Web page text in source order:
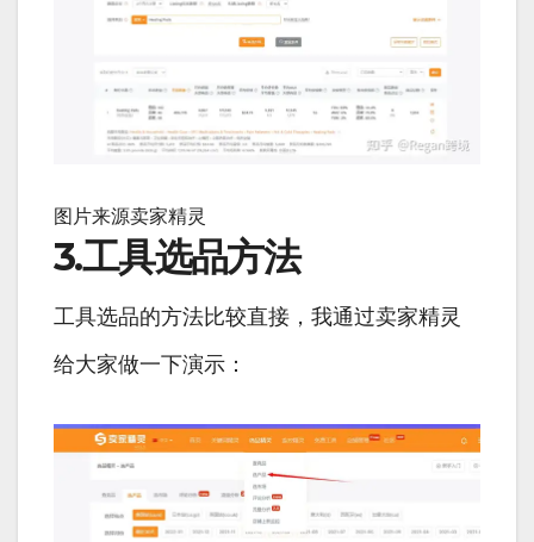
图片来源卖家精灵
3.工具选品方法
工具选品的方法比较直接，我通过卖家精灵
给大家做一下演示：